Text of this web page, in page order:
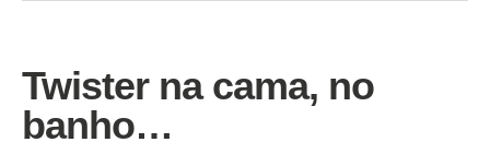
Twister na cama, no
banho…